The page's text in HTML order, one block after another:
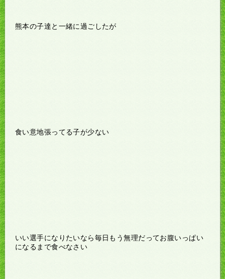
熊本の子達と一緒に過ごしたが
食い意地張ってる子が少ない
いい選手になりたいなら毎日もう無理だってお腹いっぱい
になるまで食べなさい